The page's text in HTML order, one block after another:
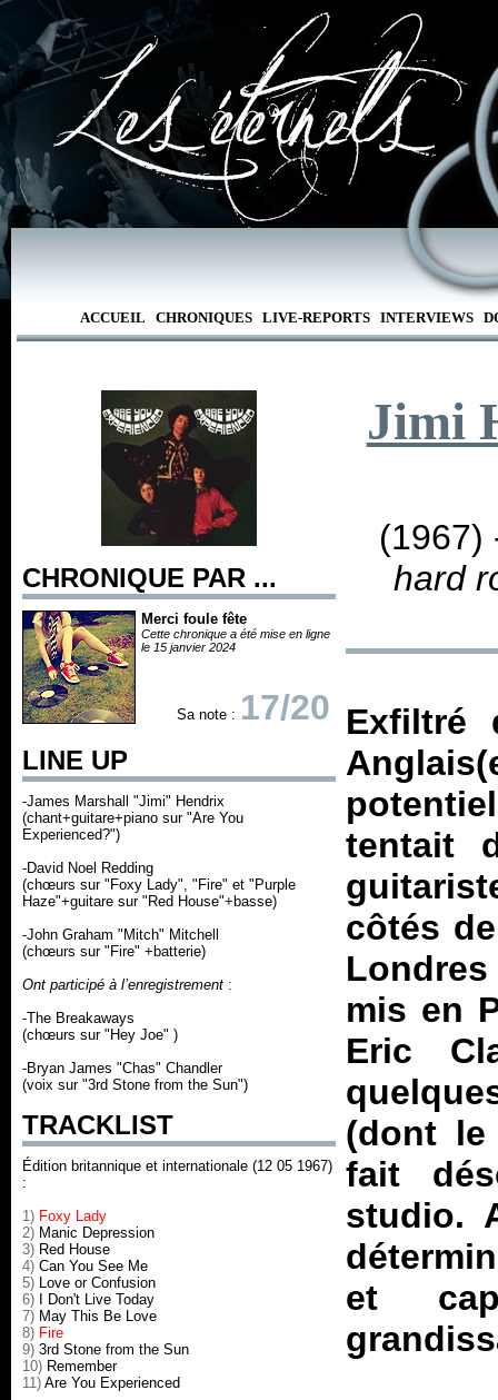
ACCUEIL CHRONIQUES LIVE-REPORTS INTERVIEWS
CHRONIQUE PAR ...
Merci foule fête
Cette chronique a été mise en ligne
le 15 janvier 2024
Sa note : 17/20
LINE UP
-James Marshall "Jimi" Hendrix
(chant+guitare+piano sur "Are You
Experienced?")
-David Noel Redding
(chœurs sur "Foxy Lady", "Fire" et "Purple
Haze"+guitare sur "Red House"+basse)
-John Graham "Mitch" Mitchell
(chœurs sur "Fire" +batterie)
Ont participé à l’enregistrement :
-The Breakaways
(chœurs sur "Hey Joe" )
-Bryan James "Chas" Chandler
(voix sur "3rd Stone from the Sun")
TRACKLIST
Édition britannique et internationale (12 05 1967)
:
1) Foxy Lady
2) Manic Depression
3) Red House
4) Can You See Me
5) Love or Confusion
6)
I Don't Live Today
7) May This Be Love
8) Fire
9) 3rd Stone from the Sun
10) Remember
11) Are You Experienced
Jimi
hard
Exfiltré
tentait
côtés
mis en
Eric
(dont le
fait
studio.
et